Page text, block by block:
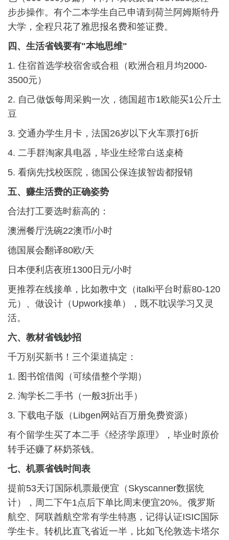
步步操作。有个二本学生自己申请到荷兰阿姆斯特丹
大学，全程只花了雅思报名费和签证费。
四、生活省钱要有"本地思维"
1. 住宿首选学校宿舍或合租（欧洲合租月均2000-
3500元）
2. 自己做饭每周采购一次，德国超市1欧能买1公斤土
豆
3. 交通办学生月卡，法国26岁以下火车票打6折
4. 二手群淘家具电器，毕业生经常白送桌椅
5. 看病先找校医院，德国公保连拔智齿都报销
五、赚生活费的正确姿势
合法打工要选时薪高的：
澳洲餐厅洗碗22澳币/小时
德国展会翻译80欧/天
日本便利店夜班1300日元/小时
更推荐在线接单，比如教中文（italki平台时薪80-120
元）、做设计（Upwork接单），既不耽误学习又灵
活。
六、教材省钱妙招
千万别买新书！三个渠道搞定：
1. 图书馆借阅（可续借整个学期）
2. 淘学长二手书（一般3折出手）
3. 下载电子版（Libgen网站百万册免费资源）
有个留学生买了本二手《经济学原理》，毕业时原价
转手还赚了杯奶茶钱。
七、机票省钱时间表
提前53天订国际机票最便宜（Skyscanner数据统
计），周二下午1点后下单比周末便宜20%。俄罗斯
航空、阿联酋航空常有学生特惠，记得认证ISIC国际
学生卡。转机比直飞省近一半，比如飞伦敦选卡塔尔